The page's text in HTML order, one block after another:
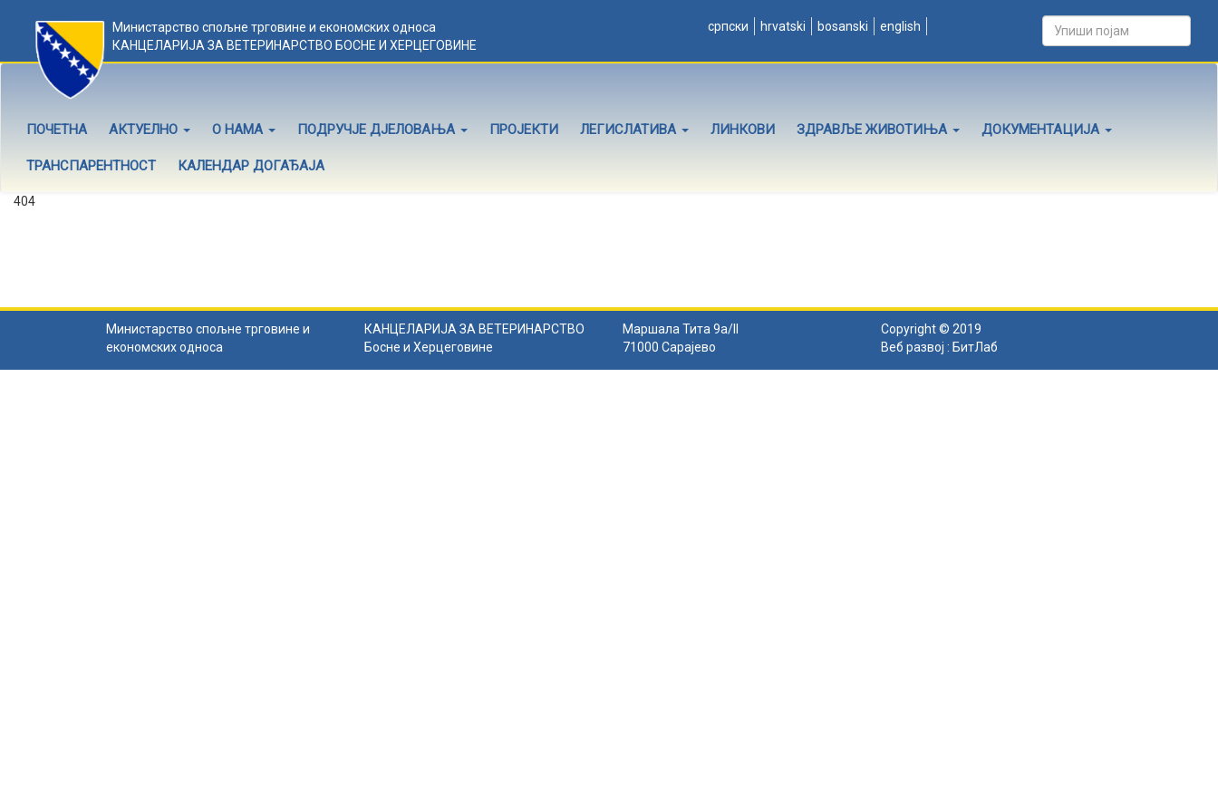
Министарство спољне трговине и економских односа
КАНЦЕЛАРИЈА ЗА ВЕТЕРИНАРСТВО БОСНЕ И ХЕРЦЕГОВИНЕ
српски hrvatski bosanski english
ПОЧЕТНА АКТУЕЛНО О НАМА ПОДРУЧЈЕ ДЈЕЛОВАЊА ПРОЈЕКТИ ЛЕГИСЛАТИВА ЛИНКОВИ ЗДРАВЉЕ ЖИВОТИЊА ДОКУМЕНТАЦИЈА
ТРАНСПАРЕНТНОСТ КАЛЕНДАР ДОГАЂАЈА
404
Министарство спољне трговине и
економских односа
КАНЦЕЛАРИЈА ЗА ВЕТЕРИНАРСТВО
Босне и Херцеговине
Маршала Тита 9а/II
71000 Сарајево
Copyright © 2019
Веб развој : БитЛаб